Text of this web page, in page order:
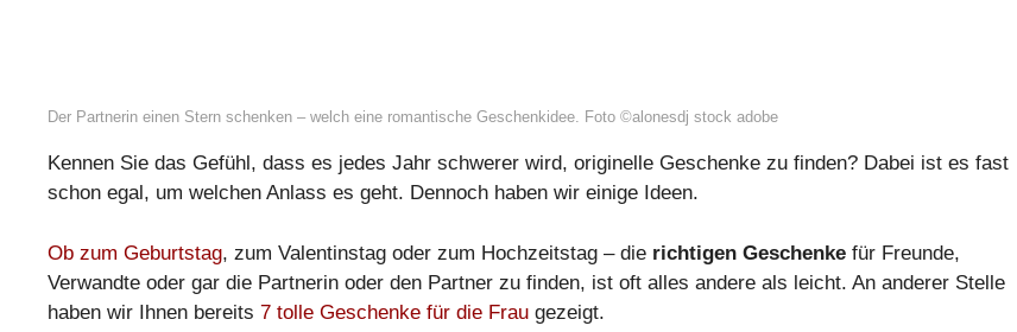
Der Partnerin einen Stern schenken – welch eine romantische Geschenkidee. Foto ©alonesdj stock adobe
Kennen Sie das Gefühl, dass es jedes Jahr schwerer wird, originelle Geschenke zu finden? Dabei ist es fast
schon egal, um welchen Anlass es geht. Dennoch haben wir einige Ideen.
Ob zum Geburtstag, zum Valentinstag oder zum Hochzeitstag – die richtigen Geschenke für Freunde,
Verwandte oder gar die Partnerin oder den Partner zu finden, ist oft alles andere als leicht. An anderer Stelle
haben wir Ihnen bereits 7 tolle Geschenke für die Frau gezeigt.